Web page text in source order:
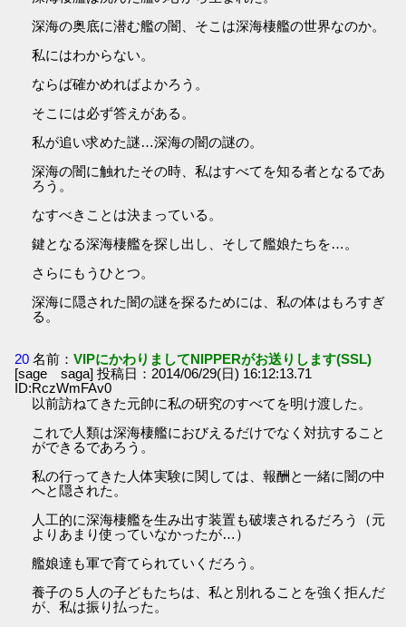
深海の奥底に潜む艦の闇、そこは深海棲艦の世界なのか。
私にはわからない。
ならば確かめればよかろう。
そこには必ず答えがある。
私が追い求めた謎…深海の闇の謎の。
深海の闇に触れたその時、私はすべてを知る者となるであ
ろう。
なすべきことは決まっている。
鍵となる深海棲艦を探し出し、そして艦娘たちを…。
さらにもうひとつ。
深海に隠された闇の謎を探るためには、私の体はもろすぎ
る。
20 名前：VIPにかわりましてNIPPERがお送りします(SSL)
[sage saga] 投稿日：2014/06/29(日) 16:12:13.71
ID:RczWmFAv0
以前訪ねてきた元帥に私の研究のすべてを明け渡した。
これで人類は深海棲艦におびえるだけでなく対抗すること
ができるであろう。
私の行ってきた人体実験に関しては、報酬と一緒に闇の中
へと隠された。
人工的に深海棲艦を生み出す装置も破壊されるだろう（元
よりあまり使っていなかったが…）
艦娘達も軍で育てられていくだろう。
養子の５人の子どもたちは、私と別れることを強く拒んだ
が、私は振り払った。